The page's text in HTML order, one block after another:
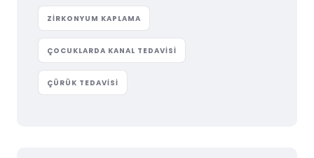
ZIRKONYUM KAPLAMA
ÇOCUKLARDA KANAL TEDAVISI
ÇÜRÜK TEDAVISI